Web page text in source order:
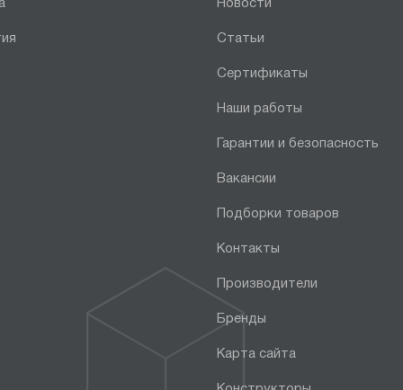
Новости
Статьи
Сертификаты
Наши работы
Гарантии и безопасность
Вакансии
Подборки товаров
Контакты
Производители
Бренды
Карта сайта